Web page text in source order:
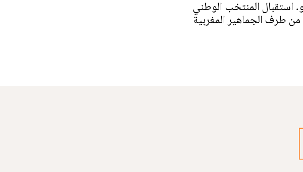
استقبال المنتخب الوطني
من طرف الجماهير المغربية